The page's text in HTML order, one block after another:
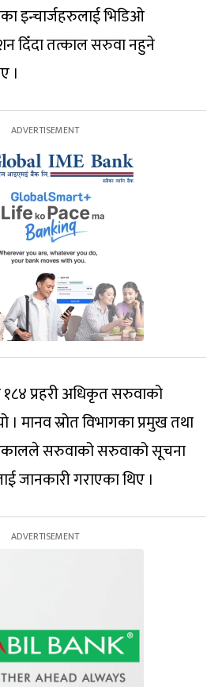
इन्चार्जहरुलाई भिडिओ
दिँदा तत्काल सरुवा नहुने
।
प्रहरी अधिकृत सरुवाको
मानव स्रोत विभागका प्रमुख तथा
सरुवाको सरुवाको सूचना
जानकारी गराएका थिए ।